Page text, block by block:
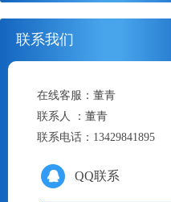
联系我们
在线客服： 董青
联系人 ： 董青
联系电话： 13429841895
QQ联系